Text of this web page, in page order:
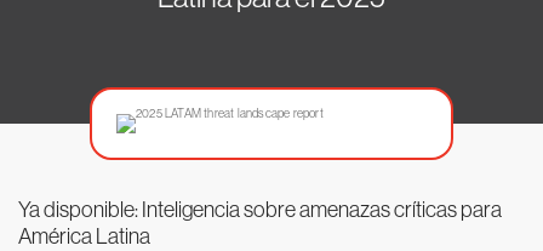
Ya disponible: Inteligencia sobre amenazas críticas para
América Latina